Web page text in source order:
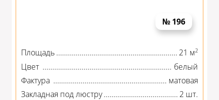
№ 196
Площадь 21 м2
Цвет
белый
Фактура
матовая
Закладная под люстру
2 шт.